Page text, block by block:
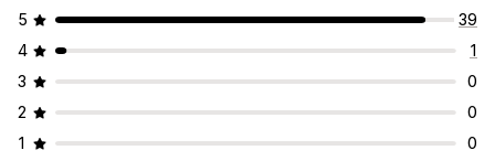
5
39
4
1
3
0
2
0
1
0